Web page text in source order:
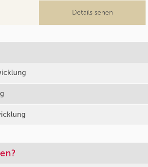
Details sehen